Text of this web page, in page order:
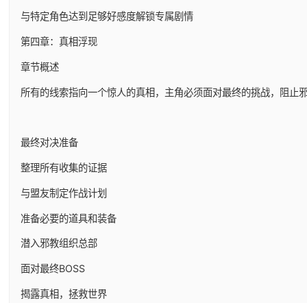
与特定角色达到足够好感度解锁专属剧情
第四章：真相浮现
章节概述
所有的线索指向一个惊人的真相，主角必须面对最终的挑战，阻止
最终对决准备
整理所有收集的证据
与盟友制定作战计划
准备必要的道具和装备
潜入邪教组织总部
面对最终BOSS
揭露真相，拯救世界